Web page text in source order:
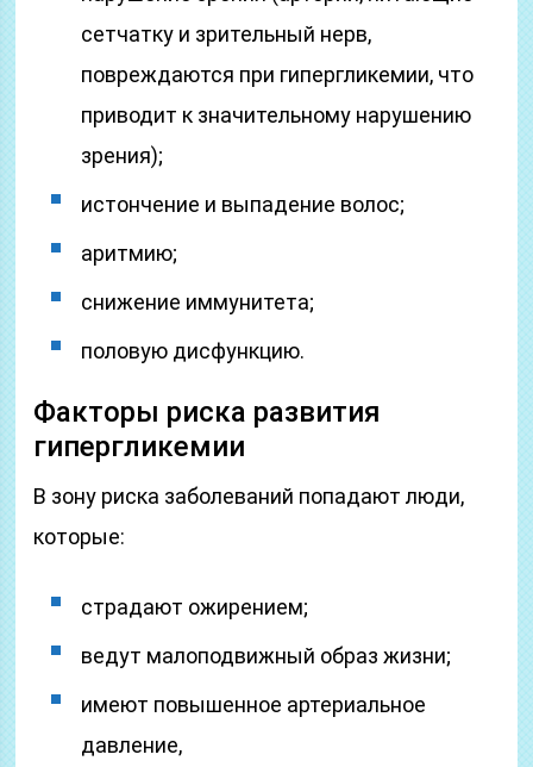
сетчатку и зрительный нерв,
повреждаются при гипергликемии, что
приводит к значительному нарушению
зрения);
истончение и выпадение волос;
аритмию;
снижение иммунитета;
половую дисфункцию.
Факторы риска развития
гипергликемии
В зону риска заболеваний попадают люди,
которые:
страдают ожирением;
ведут малоподвижный образ жизни;
имеют повышенное артериальное
давление,